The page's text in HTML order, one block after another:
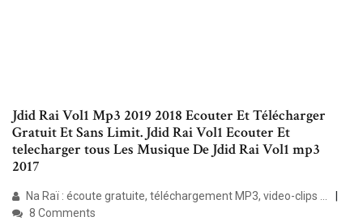
Jdid Rai Vol1 Mp3 2019 2018 Ecouter Et Télécharger
Gratuit Et Sans Limit. Jdid Rai Vol1 Ecouter Et
telecharger tous Les Musique De Jdid Rai Vol1 mp3
2017
Na Raï : écoute gratuite, téléchargement MP3, video-clips ...
8 Comments